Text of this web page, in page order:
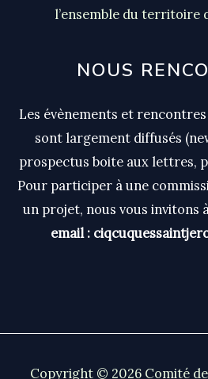
l’ensemble du territoire
NOUS
Les évènements et
sont largement diffusés
prospectus boite aux lettres,
Pour participer à une
un projet, nous vous invitons à
email :
Copyright © 2026 Comité